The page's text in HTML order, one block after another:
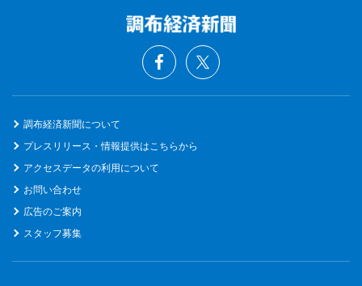
調布経済新聞について
プレスリリース・情報提供はこちらから
アクセスデータの利用について
お問い合わせ
広告のご案内
スタッフ募集